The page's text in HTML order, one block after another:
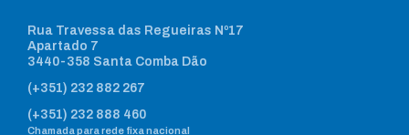
Rua Travessa das Regueiras Nº17
Apartado 7
3440-358 Santa Comba Dão
(+351) 232 882 267
(+351) 232 888 460
Chamada para rede fixa nacional